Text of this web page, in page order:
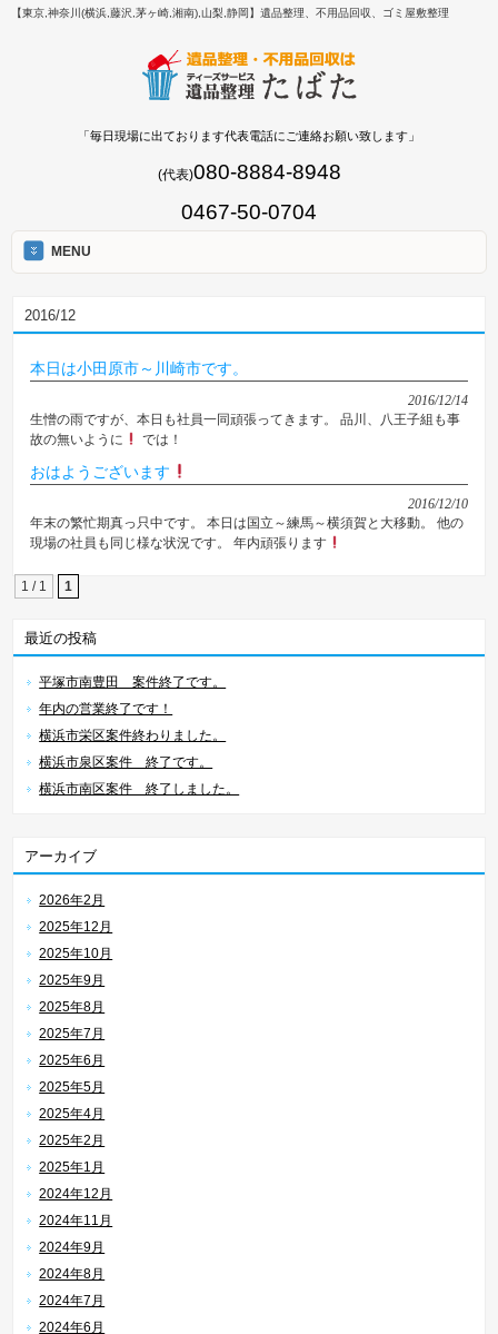
【東京,神奈川(横浜,藤沢,茅ヶ崎,湘南),山梨,静岡】遺品整理、不用品回収、ゴミ屋敷整理
「毎日現場に出ております代表電話にご連絡お願い致します」
(代表)080-8884-8948
0467-50-0704
MENU
2016/12
本日は小田原市～川崎市です。
2016/12/14
生憎の雨ですが、本日も社員一同頑張ってきます。 品川、八王子組も事
故の無いように
では！
おはようございます
2016/12/10
年末の繁忙期真っ只中です。 本日は国立～練馬～横須賀と大移動。 他の
現場の社員も同じ様な状況です。 年内頑張ります
1 / 1 1
最近の投稿
平塚市南豊田 案件終了です。
年内の営業終了です！
横浜市栄区案件終わりました。
横浜市泉区案件 終了です。
横浜市南区案件 終了しました。
アーカイブ
2026年2月
2025年12月
2025年10月
2025年9月
2025年8月
2025年7月
2025年6月
2025年5月
2025年4月
2025年2月
2025年1月
2024年12月
2024年11月
2024年9月
2024年8月
2024年7月
2024年6月